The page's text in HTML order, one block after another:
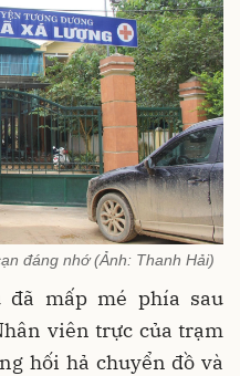
đáng nhớ (Ảnh: Thanh Hải)
đã mấp mé phía sau
viên trực của trạm
hối hả chuyển đồ và